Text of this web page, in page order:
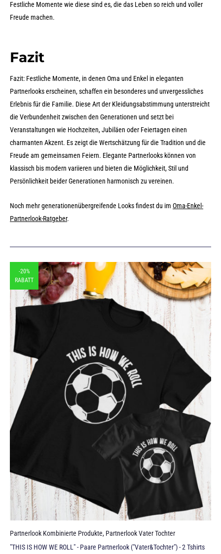
Festliche Momente wie diese sind es, die das Leben so reich und voller
Freude machen.
Fazit
Fazit: Festliche Momente, in denen Oma und Enkel in eleganten
Partnerlooks erscheinen, schaffen ein besonderes und unvergessliches
Erlebnis für die Familie. Diese Art der Kleidungsabstimmung unterstreicht
die Verbundenheit zwischen den Generationen und setzt bei
Veranstaltungen wie Hochzeiten, Jubiläen oder Feiertagen einen
charmanten Akzent. Es zeigt die Wertschätzung für die Tradition und die
Freude am gemeinsamen Feiern. Elegante Partnerlooks können von
klassisch bis modern variieren und bieten die Möglichkeit, Stil und
Persönlichkeit beider Generationen harmonisch zu vereinen.
Noch mehr generationenübergreifende Looks findest du im Oma-Enkel-
Partnerlook-Ratgeber.
-20%
RABATT
Partnerlook Kombinierte Produkte, Partnerlook Vater Tochter
"THIS IS HOW WE ROLL" - Paare Partnerlook ("Vater&Tochter") - 2 Tshirts